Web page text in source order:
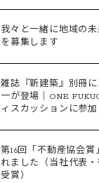
我々と一緒に地域の
を募集します
雑誌『新建築』別冊
一が登場｜ONE
ィスカッションに参加
第16回「不動産協会賞
れました（当社代表
受賞）